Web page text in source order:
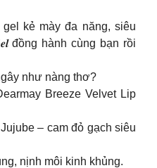
kẻ mày đa năng, siêu
đồng hành cùng bạn rồi
như nàng thơ?
Breeze Velvet Lip
– cam đỏ gạch siêu
nịnh môi kinh khủng.